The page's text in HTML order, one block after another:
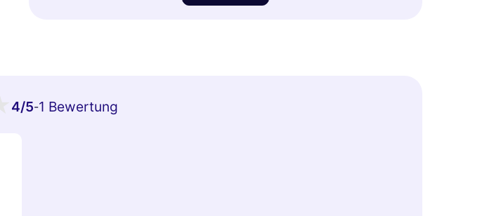
4/5-1 Bewertung